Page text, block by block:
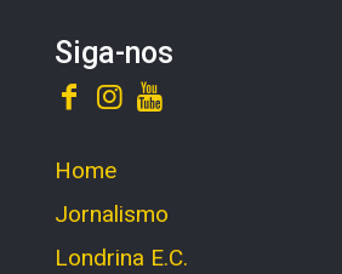
Siga-nos
Home
Jornalismo
Londrina E.C.